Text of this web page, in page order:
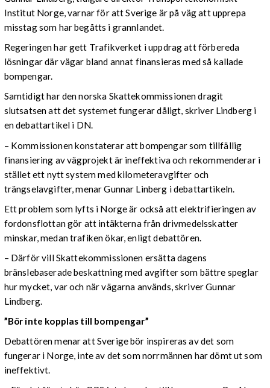
Institut Norge, varnar för att Sverige är på väg att upprepa
misstag som har begåtts i grannlandet.
Regeringen har gett Trafikverket i uppdrag att förbereda
lösningar där vägar bland annat finansieras med så kallade
bompengar.
Samtidigt har den norska Skattekommissionen dragit
slutsatsen att det systemet fungerar dåligt, skriver Lindberg i
en debattartikel i DN.
– Kommissionen konstaterar att bompengar som tillfällig
finansiering av vägprojekt är ineffektiva och rekommenderar i
stället ett nytt system med kilometeravgifter och
trängselavgifter, menar Gunnar Linberg i debattartikeln.
Ett problem som lyfts i Norge är också att elektrifieringen av
fordonsflottan gör att intäkterna från drivmedelsskatter
minskar, medan trafiken ökar, enligt debattören.
– Därför vill Skattekommissionen ersätta dagens
bränslebaserade beskattning med avgifter som bättre speglar
hur mycket, var och när vägarna används, skriver Gunnar
Lindberg.
”Bör inte kopplas till bompengar”
Debattören menar att Sverige bör inspireras av det som
fungerar i Norge, inte av det som norrmännen har dömt ut som
ineffektivt.